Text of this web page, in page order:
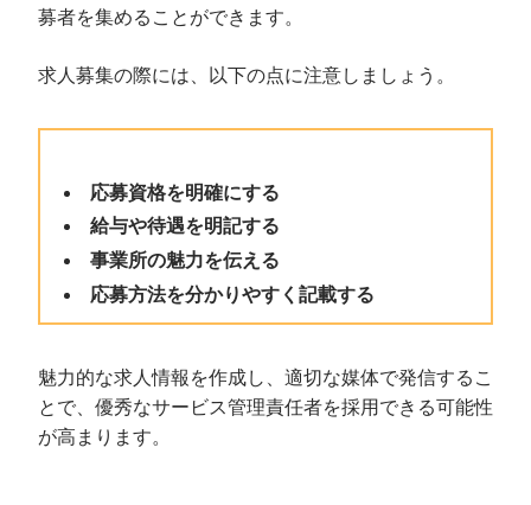
募者を集めることができます。
求人募集の際には、以下の点に注意しましょう。
応募資格を明確にする
給与や待遇を明記する
事業所の魅力を伝える
応募方法を分かりやすく記載する
魅力的な求人情報を作成し、適切な媒体で発信するこ
とで、優秀なサービス管理責任者を採用できる可能性
が高まります。